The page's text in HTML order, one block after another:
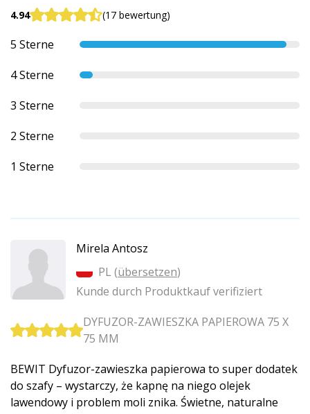
4.94 (17 bewertung)
5 Sterne
4 Sterne
3 Sterne
2 Sterne
1 Sterne
Mirela Antosz
PL (übersetzen)
Kunde durch Produktkauf verifiziert
DYFUZOR-ZAWIESZKA PAPIEROWA 75 X
75 MM
BEWIT Dyfuzor-zawieszka papierowa to super dodatek
do szafy – wystarczy, że kapnę na niego olejek
lawendowy i problem moli znika. Świetne, naturalne